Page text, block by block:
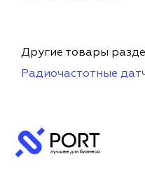
Другие товары
Радиочастотные